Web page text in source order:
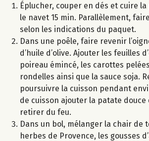
Éplucher, couper en dés et cuire
le navet 15 min. Parallèlement,
selon les indications du paquet.
Dans une poêle, faire revenir
d’huile d’olive. Ajouter les feuilles
poireau émincé, les carottes
rondelles ainsi que la sauce soja.
poursuivre la cuisson pendant
de cuisson ajouter la patate douce
retirer du feu.
Dans un bol, mélanger la chair de
herbes de Provence, les gousses